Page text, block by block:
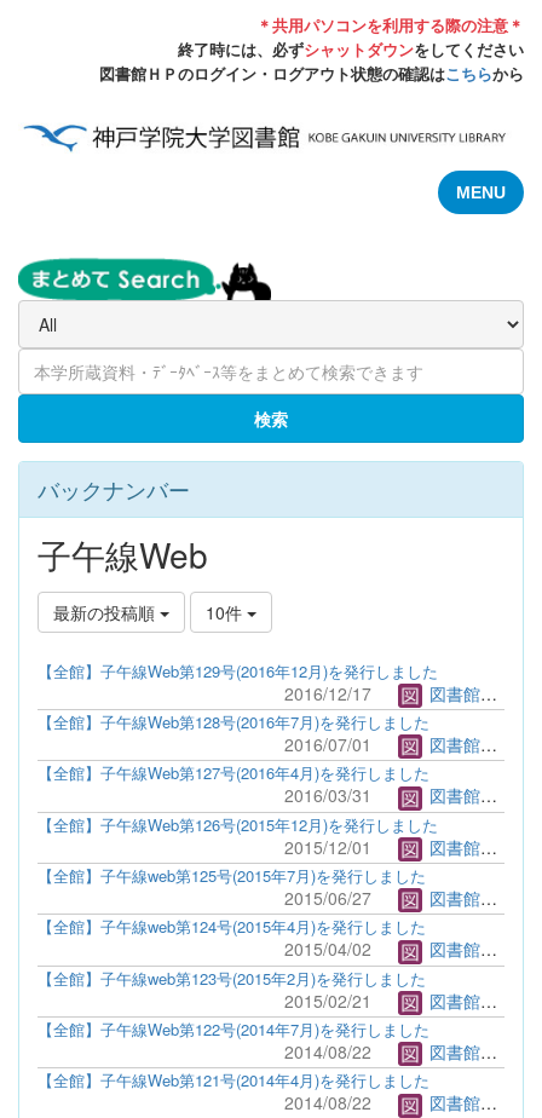
＊共用パソコンを利用する際の注意＊
終了時には、必ずシャットダウンをしてください
図書館ＨＰのログイン・ログアウト状態の確認はこちらから
MENU
検索
バックナンバー
子午線Web
最新の投稿順 10件
【全館】子午線Web第129号(2016年12月)を発行しました
2016/12/17 図書館管理者
【全館】子午線Web第128号(2016年7月)を発行しました
2016/07/01 図書館管理者
【全館】子午線Web第127号(2016年4月)を発行しました
2016/03/31 図書館管理者
【全館】子午線Web第126号(2015年12月)を発行しました
2015/12/01 図書館管理者
【全館】子午線web第125号(2015年7月)を発行しました
2015/06/27 図書館管理者
【全館】子午線web第124号(2015年4月)を発行しました
2015/04/02 図書館管理者
【全館】子午線web第123号(2015年2月)を発行しました
2015/02/21 図書館管理者
【全館】子午線Web第122号(2014年7月)を発行しました
2014/08/22 図書館管理者
【全館】子午線Web第121号(2014年4月)を発行しました
2014/08/22 図書館管理者